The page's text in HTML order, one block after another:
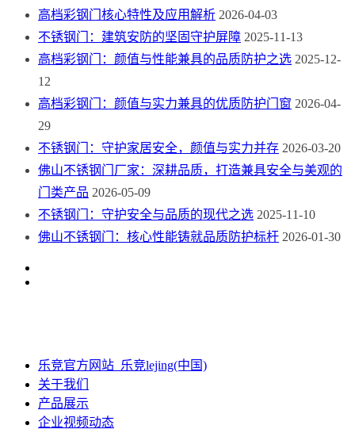
高档彩钢门核心特性及应用解析 2026-04-03
不锈钢门：建筑安防的坚固守护屏障 2025-11-13
高档彩钢门：颜值与性能兼具的品质防护之选 2025-12-
12
高档彩钢门：颜值与实力兼具的优质防护门窗 2026-04-
29
不锈钢门：守护家居安全，颜值与实力并存 2026-03-20
佛山不锈钢门厂家：深耕品质，打造兼具安全与美观的
门类产品 2026-05-09
不锈钢门：守护安全与品质的现代之选 2025-11-10
佛山不锈钢门：核心性能铸就品质防护标杆 2026-01-30
乐竞官方网站_乐竞lejing(中国)
关于我们
产品展示
企业视频动态